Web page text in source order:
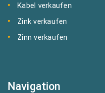
Kabel verkaufen
Zink verkaufen
Zinn verkaufen
Navigation